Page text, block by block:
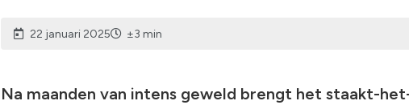
22 januari 2025 ±3 min
Na maanden van intens geweld brengt het staakt-